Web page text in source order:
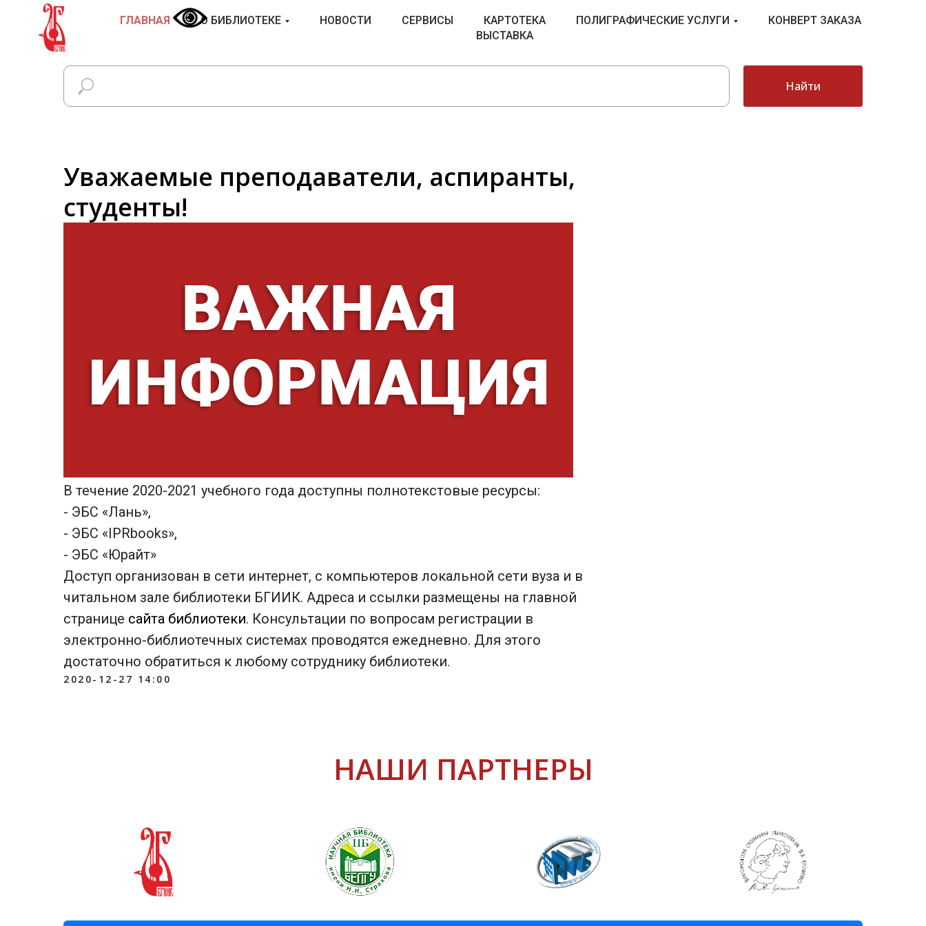
ГЛАВНАЯ О БИБЛИОТЕКЕ НОВОСТИ СЕРВИСЫ КАРТОТЕКА ПОЛИГРАФИЧЕСКИЕ УСЛУГИ
КОНВЕРТ ЗАКАЗА
ВЫСТАВКА
Найти
Уважаемые преподаватели, аспиранты,
студенты!
В течение 2020-2021 учебного года доступны полнотекстовые ресурсы:
- ЭБС «Лань»,
- ЭБС «IPRbooks»,
- ЭБС «Юрайт»
Доступ организован в сети интернет, с компьютеров локальной сети вуза и в
читальном зале библиотеки БГИИК. Адреса и ссылки размещены на главной
странице сайта библиотеки. Консультации по вопросам регистрации в
электронно-библиотечных системах проводятся ежедневно. Для этого
достаточно обратиться к любому сотруднику библиотеки.
2020-12-27 14:00
НАШИ ПАРТНЕРЫ